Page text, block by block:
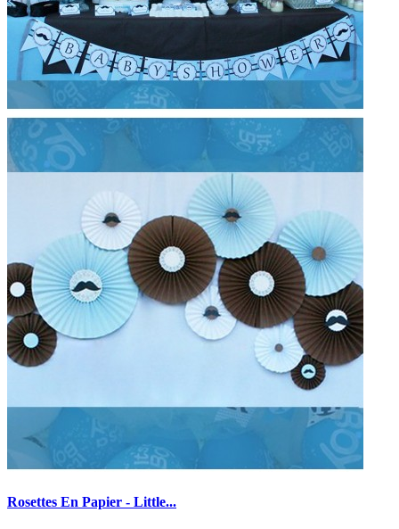
Rosettes En Papier - Little...